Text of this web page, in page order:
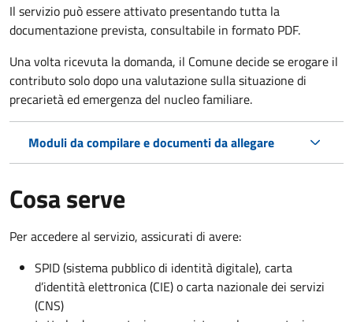
Il servizio può essere attivato presentando tutta la
documentazione prevista, consultabile in formato PDF.
Una volta ricevuta la domanda, il Comune decide se erogare il
contributo solo dopo una valutazione sulla situazione di
precarietà ed emergenza del nucleo familiare.
Moduli da compilare e documenti da allegare
Cosa serve
Per accedere al servizio, assicurati di avere:
SPID (sistema pubblico di identità digitale), carta
d’identità elettronica (CIE) o carta nazionale dei servizi
(CNS)